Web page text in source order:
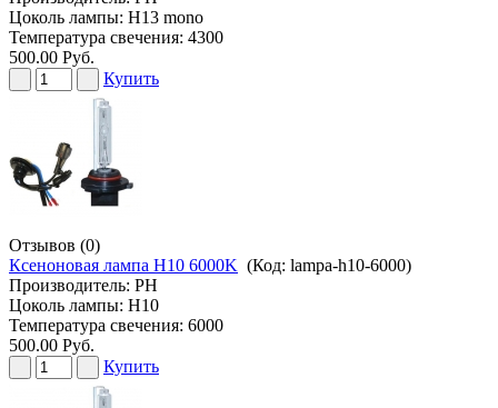
Цоколь лампы: H13 mono
Температура свечения: 4300
500.00 Руб.
Купить
Отзывов (0)
Ксеноновая лампа H10 6000K (Код: lampa-h10-6000)
Производитель: PH
Цоколь лампы: H10
Температура свечения: 6000
500.00 Руб.
Купить